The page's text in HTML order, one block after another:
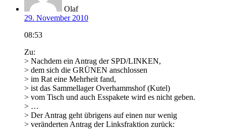
Olaf
29. November 2010
08:53
Zu:
> Nachdem ein Antrag der SPD/LINKEN,
> dem sich die GRÜNEN anschlossen
> im Rat eine Mehrheit fand,
> ist das Sammellager Overhammshof (Kutel)
> vom Tisch und auch Esspakete wird es nicht geben.
> …
> Der Antrag geht übrigens auf einen nur wenig
> veränderten Antrag der Linksfraktion zurück: